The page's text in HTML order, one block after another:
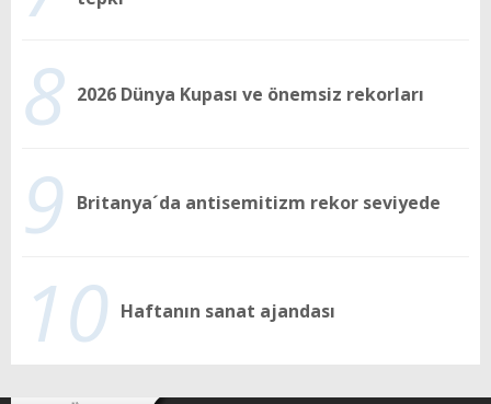
8 2026 Dünya Kupası ve önemsiz rekorları
9 Britanya´da antisemitizm rekor seviyede
10 Haftanın sanat ajandası